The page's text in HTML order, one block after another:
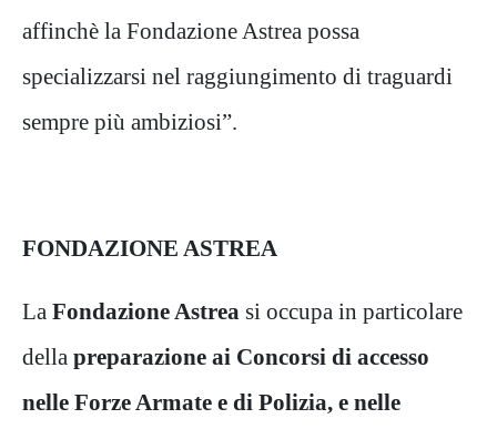
affinchè la Fondazione Astrea possa
specializzarsi nel raggiungimento di traguardi
sempre più ambiziosi”.
FONDAZIONE ASTREA
La Fondazione Astrea si occupa in particolare
della preparazione ai Concorsi di accesso
nelle Forze Armate e di Polizia, e nelle